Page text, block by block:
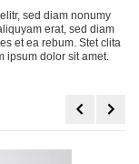
sed diam nonumy
erat, sed diam
et ea rebum. Stet clita
ipsum dolor sit amet.